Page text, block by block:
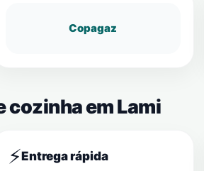
Copagaz
cozinha em Lami
⚡Entrega rápida